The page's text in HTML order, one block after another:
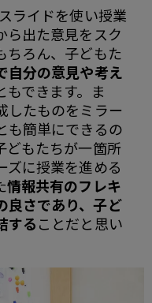
ライドを使い授業
ら出た意見をスク
ちろん、子どもた
自分の意見や考え
もできます。ま
したものをミラー
も簡単にできるの
どもたちが一箇所
ズに授業を進める
情報共有のフレキ
さであり、子ど
することだと思い